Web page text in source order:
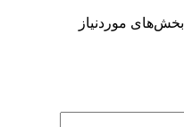
بخش‌های موردنیاز